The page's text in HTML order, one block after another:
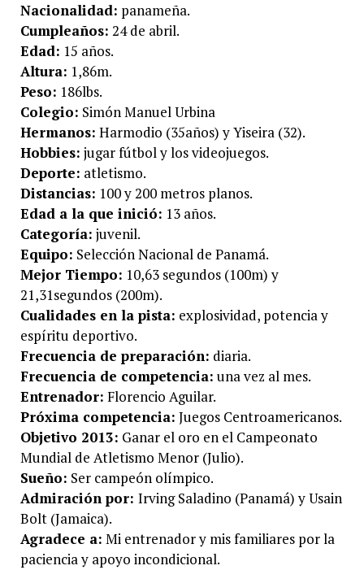
Nacionalidad: panameña.
Cumpleaños: 24 de abril.
Edad: 15 años.
Altura: 1,86m.
Peso: 186lbs.
Colegio: Simón Manuel Urbina
Hermanos: Harmodio (35años) y Yiseira (32).
Hobbies: jugar fútbol y los videojuegos.
Deporte: atletismo.
Distancias: 100 y 200 metros planos.
Edad a la que inició: 13 años.
Categoría: juvenil.
Equipo: Selección Nacional de Panamá.
Mejor Tiempo: 10,63 segundos (100m) y
21,31segundos (200m).
Cualidades en la pista: explosividad, potencia y
espíritu deportivo.
Frecuencia de preparación: diaria.
Frecuencia de competencia: una vez al mes.
Entrenador: Florencio Aguilar.
Próxima competencia: Juegos Centroamericanos.
Objetivo 2013: Ganar el oro en el Campeonato
Mundial de Atletismo Menor (Julio).
Sueño: Ser campeón olímpico.
Admiración por: Irving Saladino (Panamá) y Usain
Bolt (Jamaica).
Agradece a: Mi entrenador y mis familiares por la
paciencia y apoyo incondicional.